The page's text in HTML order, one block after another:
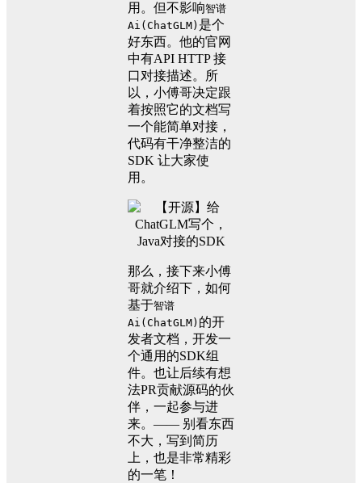
用。但不影响智谱
Ai(ChatGLM) 是个
好东西。他的官网
中有API HTTP 接
口对接描述。所
以，小傅哥决定跟
着按照它的文档写
一个能简单对接，
代码有干净整洁的
SDK 让大家使
用。
那么，接下来小傅
哥就介绍下，如何
基于智谱
Ai(ChatGLM) 的开
发者文档，开发一
个通用的SDK组
件。也让后续有想
法PR贡献源码的伙
伴，一起参与进
来。—— 别看东西
不大，写到简历
上，也是非常精彩
的一笔！